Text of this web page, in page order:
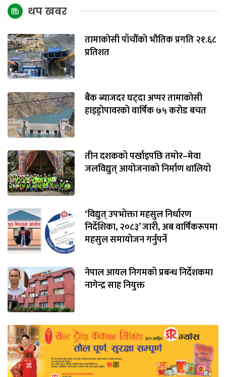
थप खबर
तामाकोसी पाँचौँको भौतिक प्रगति २१.६८
प्रतिशत
बैंक ब्याजदर घट्दा अप्पर तामाकोसी
हाइड्रोपावरको वार्षिक ७५ करोड बचत
तीन दशकको पर्खाइपछि तमोर–मेवा
जलविद्युत् आयोजनाको निर्माण थालियो
‘विद्युत् उपभोक्ता महसुल निर्धारण
निर्देशिका, २०८३’ जारी, अब वार्षिकरूपमा
महसुल समायोजन गर्नुपर्ने
नेपाल आयल निगमको प्रबन्ध निर्देशकमा
नागेन्द्र साह नियुक्त